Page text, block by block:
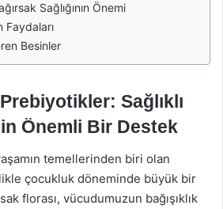
Sağlığının Önemi
Faydaları
Besinler
Sağlıklı
Önemli Bir Destek
temellerinden biri olan
çocukluk döneminde büyük bir
florası, vücudumuzun bağışıklık